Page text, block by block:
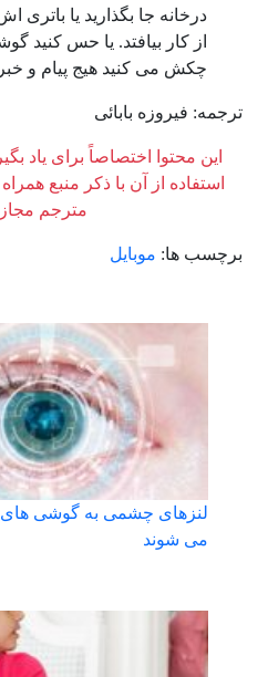
درخانه جا بگذارید یا
از کار بیافتد. یا حس کنید
چکش می کنید هیج پیام و
ترجمه: فیروزه بابائی
این محتوا اختصاصاً برای یاد
استفاده از آن با ذکر منبع
مترجم
برچسب ها: موبایل
لنزهای چشمی به گوشی
می شوند